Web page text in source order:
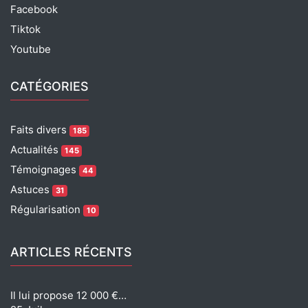
Facebook
Tiktok
Youtube
CATÉGORIES
Faits divers 185
Actualités 145
Témoignages 44
Astuces 31
Régularisation 10
ARTICLES RÉCENTS
Il lui propose 12 000 €…